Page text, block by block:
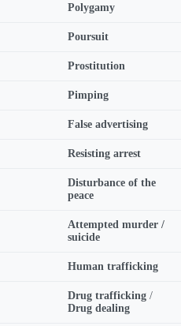
Polygamy
Poursuit
Prostitution
Pimping
False advertising
Resisting arrest
Disturbance of the
peace
Attempted murder /
suicide
Human trafficking
Drug trafficking /
Drug dealing